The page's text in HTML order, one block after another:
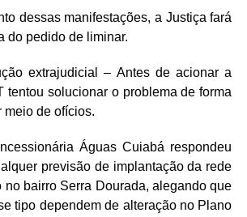
dessas manifestações, a Justiça fará
do pedido de liminar.
extrajudicial – Antes de acionar a
tentou solucionar o problema de forma
meio de ofícios.
Águas Cuiabá respondeu
previsão de implantação da rede
no bairro Serra Dourada, alegando que
tipo dependem de alteração no Plano